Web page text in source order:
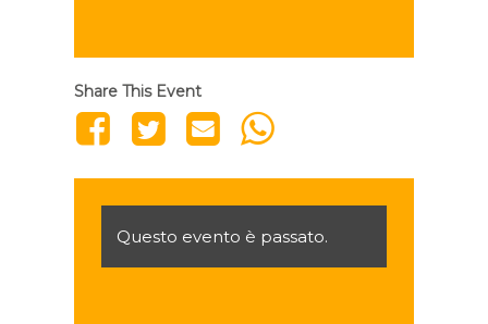
Share This Event
Questo evento è passato.